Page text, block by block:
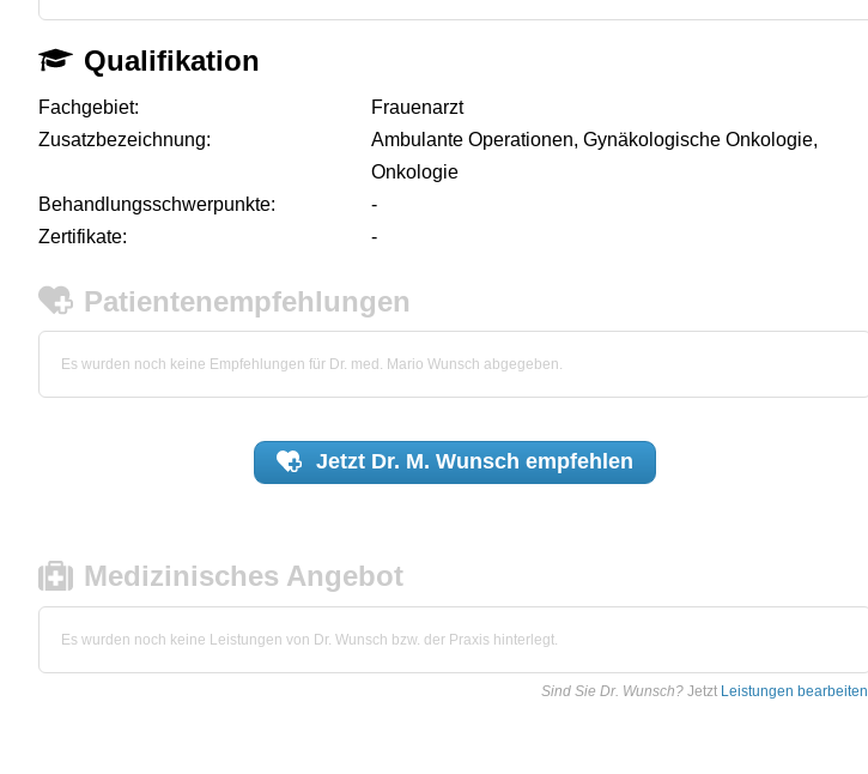
Qualifikation
Fachgebiet:
Frauenarzt
Zusatzbezeichnung:
Ambulante Operationen, Gynäkologische Onkologie,
Onkologie
Behandlungsschwerpunkte:
-
Zertifikate:
-
Patientenempfehlungen
Es wurden noch keine Empfehlungen für Dr. med. Mario Wunsch abgegeben.
Jetzt Dr. M. Wunsch empfehlen
Medizinisches Angebot
Es wurden noch keine Leistungen von Dr. Wunsch bzw. der Praxis hinterlegt.
Sind Sie Dr. Wunsch? Jetzt Leistungen bearbeiten